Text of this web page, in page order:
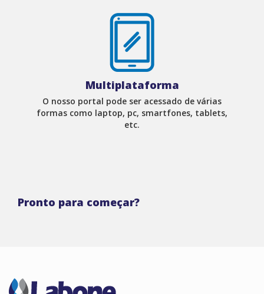
Multiplataforma
O nosso portal pode ser acessado de várias
formas como laptop, pc, smartfones, tablets,
etc.
Pronto para começar?